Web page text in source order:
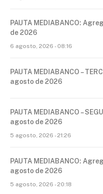
PAUTA MEDIABANCO:
de 2026
6 agosto, 2026 - 08:16
PAUTA MEDIABANCO –
agosto de 2026
PAUTA MEDIABANCO –
agosto de 2026
5 agosto, 2026 - 21:26
PAUTA MEDIABANCO:
agosto de 2026
5 agosto, 2026 - 20:18